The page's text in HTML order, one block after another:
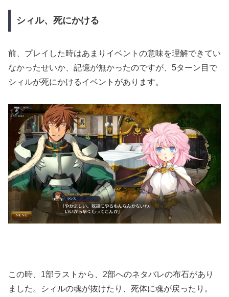
シィル、死にかける
前、プレイした時はあまりイベントの意味を理解できてい
なかったせいか、記憶が無かったのですが、5ターン目で
シィルが死にかけるイベントがあります。
この時、1部ラストから、2部へのネタバレの布石があり
ました。シィルの魂が抜けたり、死体に魂が戻ったり。